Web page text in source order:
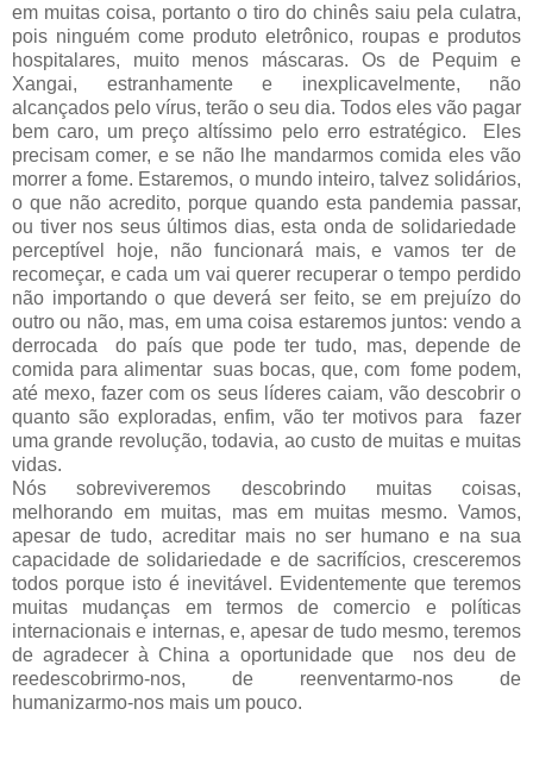
em muitas coisa, portanto o tiro do chinês saiu pela culatra,
pois ninguém come produto eletrônico, roupas e produtos
hospitalares, muito menos máscaras. Os de Pequim e
Xangai, estranhamente e inexplicavelmente, não
alcançados pelo vírus, terão o seu dia. Todos eles vão pagar
bem caro, um preço altíssimo pelo erro estratégico.
Eles
precisam comer, e se não lhe mandarmos comida eles vão
morrer a fome. Estaremos, o mundo inteiro, talvez solidários,
o que não acredito, porque quando esta pandemia passar,
ou tiver nos seus últimos dias, esta onda de solidariedade
perceptível hoje, não funcionará mais, e vamos ter de
recomeçar, e cada um vai querer recuperar o tempo perdido
não importando o que deverá ser feito, se em prejuízo do
outro ou não, mas, em uma coisa estaremos juntos: vendo a
derrocada
do país que pode ter tudo, mas, depende de
comida para alimentar suas bocas, que, com fome podem,
até mexo, fazer com os seus líderes caiam, vão descobrir o
quanto são exploradas, enfim, vão ter motivos para
fazer
uma grande revolução, todavia, ao custo de muitas e muitas
vidas.
Nós sobreviveremos descobrindo muitas coisas,
melhorando em muitas, mas em muitas mesmo. Vamos,
apesar de tudo, acreditar mais no ser humano e na sua
capacidade de solidariedade e de sacrifícios, cresceremos
todos porque isto é inevitável. Evidentemente que teremos
muitas mudanças em termos de comercio e políticas
internacionais e internas, e, apesar de tudo mesmo, teremos
de agradecer à China a oportunidade que nos deu de
reedescobrirmo-nos, de reenventarmo-nos de
humanizarmo-nos mais um pouco.